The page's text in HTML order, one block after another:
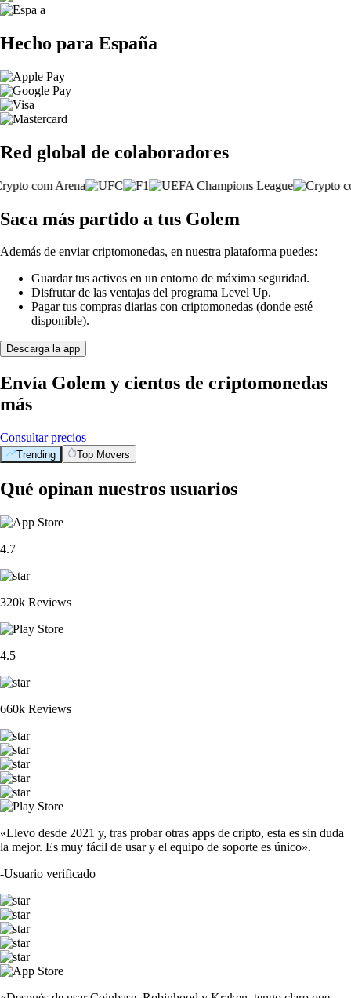
Hecho para España
Red global de colaboradores
Saca más partido a tus Golem
Además de enviar criptomonedas, en nuestra plataforma puedes:
Guardar tus activos en un entorno de máxima seguridad.
Disfrutar de las ventajas del programa Level Up.
Pagar tus compras diarias con criptomonedas (donde esté
disponible).
Descarga la app
Envía Golem y cientos de criptomonedas
más
Consultar precios
Trending Top Movers
Qué opinan nuestros usuarios
4.7
320k Reviews
4.5
660k Reviews
«Llevo desde 2021 y, tras probar otras apps de cripto, esta es sin duda
la mejor. Es muy fácil de usar y el equipo de soporte es único».
-Usuario verificado